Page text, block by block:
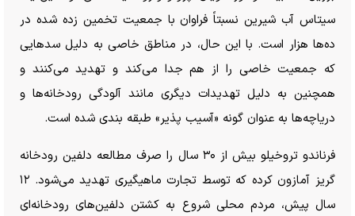
سیتاس آب شیرین نسبتاً فراوان با جمعیت تخمین زده شده در
ده‌ها هزار است. با این حال، در مناطق خاصی به دلیل سد‌هایی
که جمعیت خاصی را از هم جدا می‌کند و تهدید می‌کنند و
همچنین به دلیل تهدیدات دیگری مانند آلودگی رودخانه‌ها و
دریاچه‌ها به عنوان گونه «آسیب پذیر» طبقه بندی شده است.
فرناندو تروخیلو بیش از ۳۰ سال را صرف مطالعه دلفین رودخانه
گریز آمازون کرده که توسط تجارت ماهیگیری تهدید می‌شود. ۱۲
سال پیش، مردم محلی شروع به کشتن دلفین‌های رودخانه‌ای